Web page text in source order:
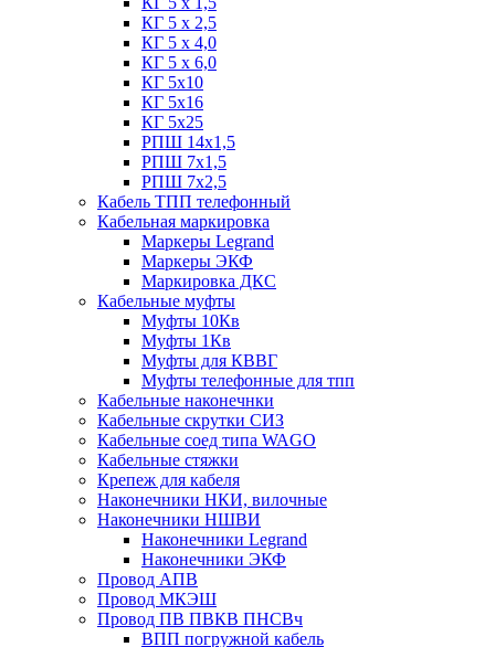
КГ 5 х 2,5
КГ 5 х 4,0
КГ 5 х 6,0
КГ 5х10
КГ 5х16
КГ 5х25
РПШ 14х1,5
РПШ 7х1,5
РПШ 7х2,5
Кабель ТПП телефонный
Кабельная маркировка
Маркеры Legrand
Маркеры ЭКФ
Маркировка ДКС
Кабельные муфты
Муфты 10Кв
Муфты 1Кв
Муфты для КВВГ
Муфты телефонные для тпп
Кабельные наконечнки
Кабельные скрутки СИЗ
Кабельные соед типа WAGO
Кабельные стяжки
Крепеж для кабеля
Наконечники НКИ, вилочные
Наконечники НШВИ
Наконечники Legrand
Наконечники ЭКФ
Провод АПВ
Провод МКЭШ
Провод ПВ ПВКВ ПНСВч
ВПП погружной кабель